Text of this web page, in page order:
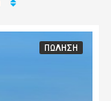
ΠΏΛΗΣΗ